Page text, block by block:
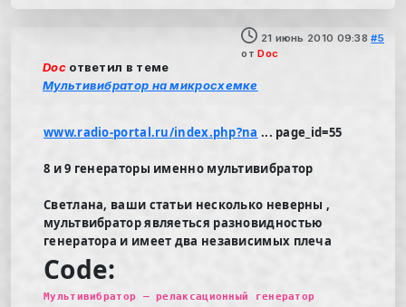
21 июнь 2010 09:38 #5
отDoc
Docответил в теме
Мультивибратор на микросхемке
www.radio-portal.ru/index.php?na ... page_id=55
8 и 9 генераторы именно мультивибратор
Светлана, ваши статьи несколько неверны ,
мультвибратор являеться разновидностью
генератора и имеет два независимых плеча
Code:
Мультивибратор — релаксационный генератор